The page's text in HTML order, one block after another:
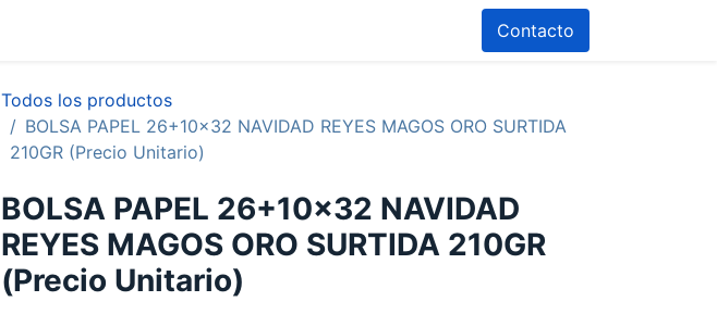
Contacto
Todos los productos
BOLSA PAPEL 26+10x32 NAVIDAD REYES MAGOS ORO SURTIDA
210GR (Precio Unitario)
BOLSA PAPEL 26+10x32 NAVIDAD
REYES MAGOS ORO SURTIDA 210GR
(Precio Unitario)